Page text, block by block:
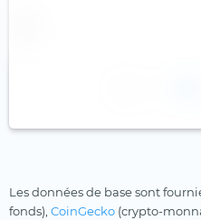
Les données de base sont
fonds), CoinGecko (crypto-